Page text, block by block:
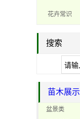
花卉常识
搜索
苗木展示
盆景类